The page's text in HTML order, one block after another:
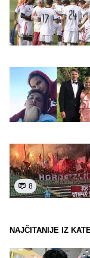
8
NAJČITANIJE IZ